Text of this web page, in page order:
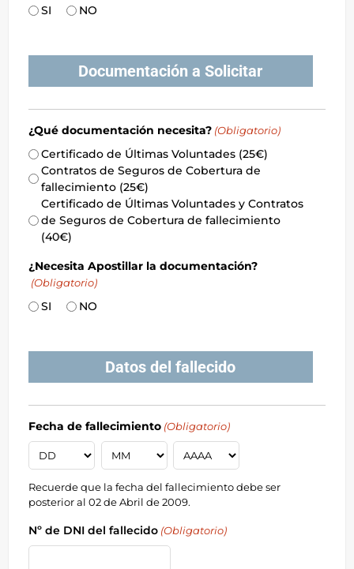
SI NO
Documentación a Solicitar
¿Qué documentación necesita? (Obligatorio)
Certificado de Últimas Voluntades (25€)
Contratos de Seguros de Cobertura de
fallecimiento (25€)
Certificado de Últimas Voluntades y Contratos
de Seguros de Cobertura de fallecimiento
(40€)
¿Necesita Apostillar la documentación?
(Obligatorio)
SI NO
Datos del fallecido
Fecha de fallecimiento (Obligatorio)
Recuerde que la fecha del fallecimiento debe ser
posterior al 02 de Abril de 2009.
Nº de DNI del fallecido (Obligatorio)